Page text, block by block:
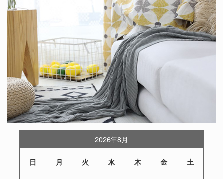
2026年8月
日 月 火 水 木 金 土